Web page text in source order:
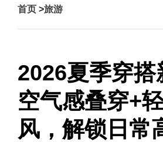
首页 >旅游
2026夏季穿搭
空气感叠穿+
风，解锁日常